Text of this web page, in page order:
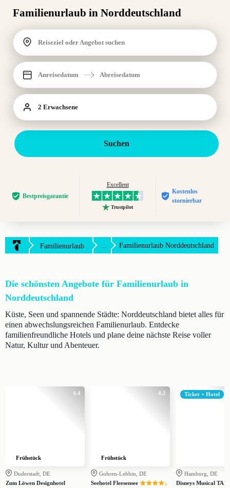
Familienurlaub in Norddeutschland
Reiseziel oder Angebot suchen
Anreisedatum Abreisedatum
2 Erwachsene
Suchen
Bestpreis­garantie
Excellent
Trustpilot
Kostenlos
stornierbar
Familienurlaub ... Familienurlaub Norddeutschland
Die schönsten Angebote für Familienurlaub in
Norddeutschland
Küste, Seen und spannende Städte: Norddeutschland bietet alles für
einen abwechslungsreichen Familienurlaub. Entdecke
familienfreundliche Hotels und plane deine nächste Reise voller
Natur, Kultur und Abenteuer.
4.4
Frühstück
Duderstadt, DE
Zum Löwen Designhotel
4.2
Frühstück
Gohren-Lebbin, DE
Seehotel Fleesensee
s
Ticket + Hotel
Hamburg, DE
Disneys Musical